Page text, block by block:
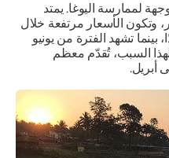
لممارسة اليوغا. يمتد
وتكون الأسعار مرتفعة خلال
تشهد الفترة من يونيو
السبب، تُقدّم معظم